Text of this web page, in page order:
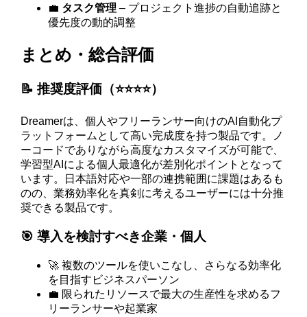
💼 タスク管理 – プロジェクト進捗の自動追跡と
優先度の動的調整
まとめ・総合評価
📝 推奨度評価（⭐️⭐️⭐️⭐️）
Dreamerは、個人やフリーランサー向けのAI自動化プ
ラットフォームとして高い完成度を持つ製品です。ノ
ーコードでありながら高度なカスタマイズが可能で、
学習型AIによる個人最適化が差別化ポイントとなって
います。日本語対応や一部の連携範囲に課題はあるも
のの、業務効率化を真剣に考えるユーザーには十分推
奨できる製品です。
🎯 導入を検討すべき企業・個人
🚀 複数のツールを使いこなし、さらなる効率化
を目指すビジネスパーソン
💼 限られたリソースで最大の生産性を求めるフ
リーランサーや起業家